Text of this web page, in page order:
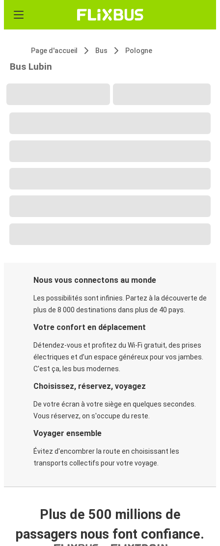
Page d'accueil Bus Pologne
Bus Lubin
Nous vous connectons au monde
Les possibilités sont infinies. Partez à la découverte de
plus de 8 000 destinations dans plus de 40 pays.
Votre confort en déplacement
Détendez-vous et profitez du Wi-Fi gratuit, des prises
électriques et d’un espace généreux pour vos jambes.
C'est ça, les bus modernes.
Choisissez, réservez, voyagez
De votre écran à votre siège en quelques secondes.
Vous réservez, on s'occupe du reste.
Voyager ensemble
Évitez d'encombrer la route en choisissant les
transports collectifs pour votre voyage.
Plus de 500 millions de
passagers nous font confiance.